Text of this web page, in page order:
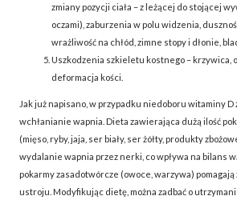
zmiany pozycji ciała – z leżącej do stojącej
oczami), zaburzenia w polu widzenia,
wrażliwość na chłód, zimne stopy i dłonie,
Uszkodzenia szkieletu kostnego – krzywica,
deformacja kości.
Jak już napisano, w przypadku niedoboru witaminy D
wchłanianie wapnia. Dieta zawierająca dużą ilość
(mięso, ryby, jaja, ser biały, ser żółty, produkty
wydalanie wapnia przez nerki, co wpływa na bilans
pokarmy zasadotwórcze (owoce, warzywa) pomagają
ustroju. Modyfikując dietę, można zadbać o